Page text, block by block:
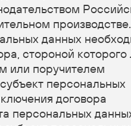
передаче
прав субъектов